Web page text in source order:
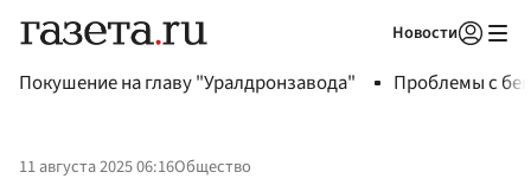
Новости
Покушение на главу "Уралдронзавода" Проблемы с
11 августа 2025 06:16Общество